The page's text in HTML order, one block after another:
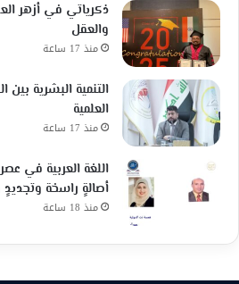
ذكرياتي في أزهر
والعقل
منذ 17 ساعة
التنمية البشرية بين
العلمية
منذ 17 ساعة
اللغة العربية في
أصالةٍ راسخة وتجديدٍ
منذ 18 ساعة